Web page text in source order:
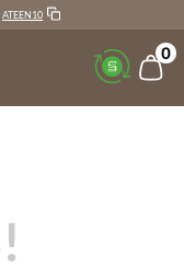
ATEEN10
0